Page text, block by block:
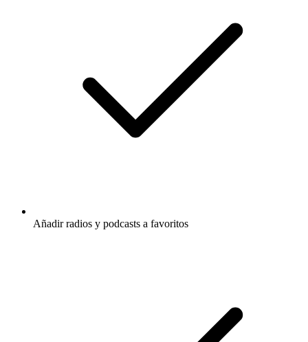
Añadir radios y podcasts a favoritos